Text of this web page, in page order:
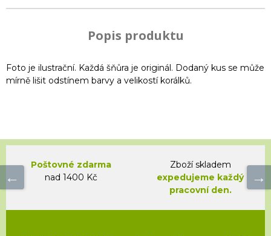
Popis produktu
Foto je ilustrační. Každá šňůra je originál. Dodaný kus se může
mírně lišit odstínem barvy a velikostí korálků.
Poštovné zdarma
nad 1400 Kč
Zboží skladem
expedujeme každý
pracovní den.